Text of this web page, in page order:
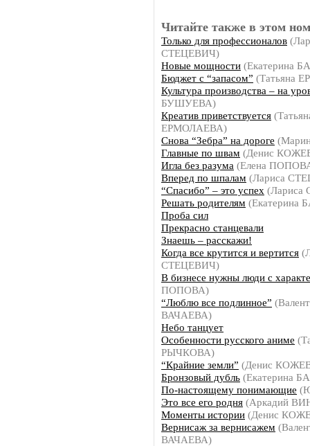
Читайте также в этом
Только для профессионалов
СТЕЦЕВИЧ)
Новые мощности (Екатерина
Бюджет с “запасом” (Татьяна
Культура производства – на
БУШУЕВА)
Креатив приветствуется
ЕРМОЛАЕВА)
Cнова “Зебра” на дороге
Главные по швам (Денис
Игла без разума (Елена
Вперед по шпалам (Лариса
“Спасибо” – это успех
Решать родителям (Екатерина
Проба сил
Прекрасно станцевали
Знаешь – расскажи!
Когда все крутится и вертится
СТЕЦЕВИЧ)
В бизнесе нужны люди с
ПОПОВА)
“Люблю все подлинное”
ВАЧАЕВА)
Небо танцует
Особенности русского аниме
РЫЧКОВА)
“Крайние земли” (Денис
Бронзовый дубль (Екатерина
По-настоящему понимающие
Это все его родня (Аркадий
Моменты истории (Денис
Вернисаж за вернисажем
ВАЧАЕВА)